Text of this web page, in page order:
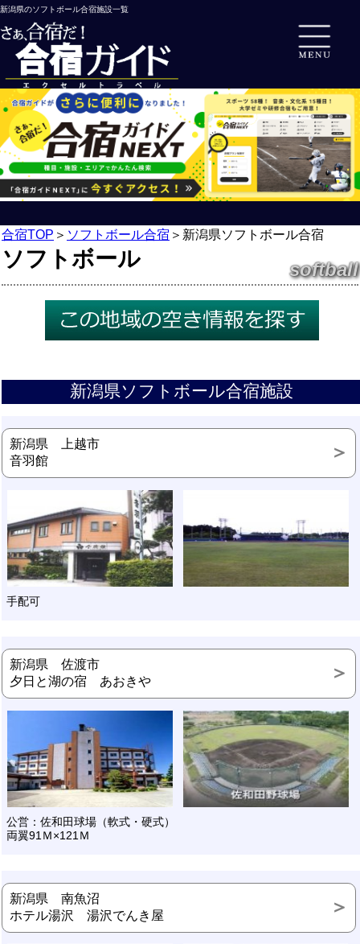
新潟県のソフトボール合宿施設一覧
合宿TOP ＞ ソフトボール合宿 ＞ 新潟県ソフトボール合宿
ソフトボール softball
新潟県ソフトボール合宿施設
新潟県 上越市
音羽館
手配可
新潟県 佐渡市
夕日と湖の宿 あおきや
公営：佐和田球場（軟式・硬式）
両翼91Ｍ×121Ｍ
新潟県 南魚沼
ホテル湯沢 湯沢でんき屋